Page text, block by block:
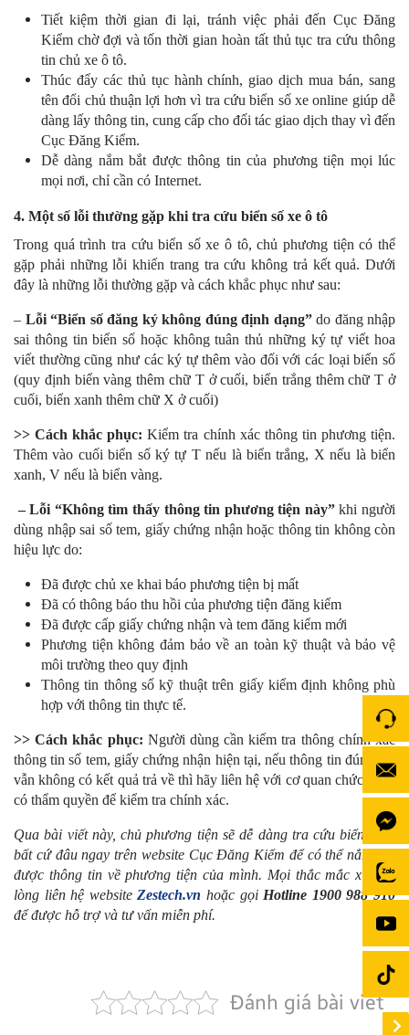
Tiết kiệm thời gian đi lại, tránh việc phải đến Cục Đăng
Kiểm chờ đợi và tốn thời gian hoàn tất thủ tục tra cứu thông
tin chủ xe ô tô.
Thúc đẩy các thủ tục hành chính, giao dịch mua bán, sang
tên đổi chủ thuận lợi hơn vì tra cứu biển số xe online giúp dễ
dàng lấy thông tin, cung cấp cho đối tác giao dịch thay vì đến
Cục Đăng Kiểm.
Dễ dàng nắm bắt được thông tin của phương tiện mọi lúc
mọi nơi, chỉ cần có Internet.
4. Một số lỗi thường gặp khi tra cứu biển số xe ô tô
Trong quá trình tra cứu biển số xe ô tô, chủ phương tiện có thể
gặp phải những lỗi khiến trang tra cứu không trả kết quả. Dưới
đây là những lỗi thường gặp và cách khắc phục như sau:
– Lỗi “Biển số đăng ký không đúng định dạng”do đăng nhập
sai thông tin biển số hoặc không tuân thủ những ký tự viết hoa
viết thường cũng như các ký tự thêm vào đối với các loại biển số
(quy định biển vàng thêm chữ T ở cuối, biển trắng thêm chữ T ở
cuối, biển xanh thêm chữ X ở cuối)
>> Cách khắc phục: Kiểm tra chính xác thông tin phương tiện.
Thêm vào cuối biển số ký tự T nếu là biển trắng, X nếu là biển
xanh, V nếu là biển vàng.
– Lỗi “Không tìm thấy thông tin phương tiện này”khi người
dùng nhập sai số tem, giấy chứng nhận hoặc thông tin không còn
hiệu lực do:
Đã được chủ xe khai báo phương tiện bị mất
Đã có thông báo thu hồi của phương tiện đăng kiểm
Đã được cấp giấy chứng nhận và tem đăng kiểm mới
Phương tiện không đảm bảo về an toàn kỹ thuật và bảo vệ
môi trường theo quy định
Thông tin thông số kỹ thuật trên giấy kiểm định không phù
hợp với thông tin thực tế.
>> Cách khắc phục: Người dùng cần kiểm tra thông chính xác
thông tin số tem, giấy chứng nhận hiện tại, nếu thông tin đúng mà
vẫn không có kết quả trả về thì hãy liên hệ với cơ quan chức năng
có thẩm quyền để kiểm tra chính xác.
Qua bài viết này, chủ phương tiện sẽ dễ dàng tra cứu biển số ở
bất cứ đâu ngay trên website Cục Đăng Kiểm để có thể nắm bắt
được thông tin về phương tiện của mình. Mọi thắc mắc xin vui
lòng liên hệ websiteZestech.vn hoặc gọi Hotline 1900 988 910
để được hỗ trợ và tư vấn miễn phí.
Đánh giá bài viết